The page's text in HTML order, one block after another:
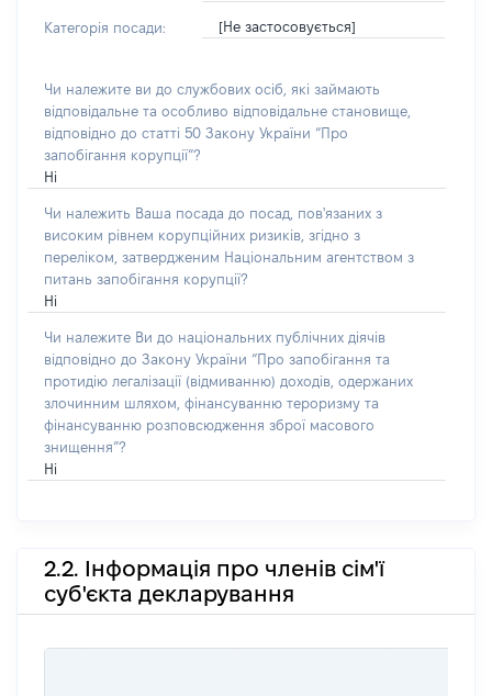
Категорія посади: [Не застосовується]
Чи належите ви до службових осіб, які займають
відповідальне та особливо відповідальне становище,
відповідно до статті 50 Закону України “Про
запобігання корупції”?
Ні
Чи належить Ваша посада до посад, пов'язаних з
високим рівнем корупційних ризиків, згідно з
переліком, затвердженим Національним агентством з
питань запобігання корупції?
Ні
Чи належите Ви до національних публічних діячів
відповідно до Закону України “Про запобігання та
протидію легалізації (відмиванню) доходів, одержаних
злочинним шляхом, фінансуванню тероризму та
фінансуванню розповсюдження зброї масового
знищення”?
Ні
2.2. Інформація про членів сім'ї
суб'єкта декларування